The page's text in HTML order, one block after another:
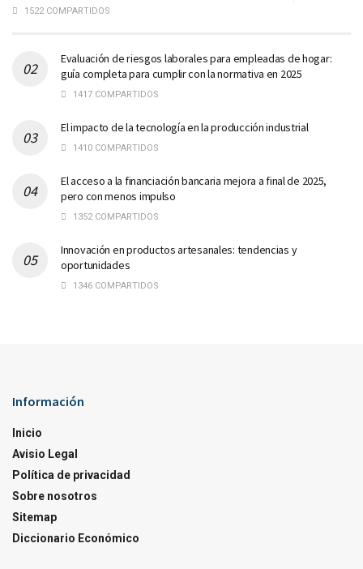
1522 COMPARTIDOS
Evaluación de riesgos laborales para empleadas de hogar:
guía completa para cumplir con la normativa en 2025
1417 COMPARTIDOS
El impacto de la tecnología en la producción industrial
1410 COMPARTIDOS
El acceso a la financiación bancaria mejora a final de 2025,
pero con menos impulso
1352 COMPARTIDOS
Innovación en productos artesanales: tendencias y
oportunidades
1346 COMPARTIDOS
Información
Inicio
Avisio Legal
Política de privacidad
Sobre nosotros
Sitemap
Diccionario Económico